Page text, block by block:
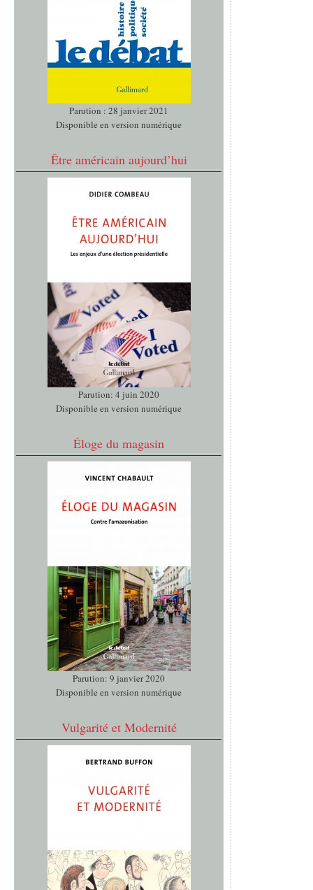
Parution : 28 janvier 2021
Disponible en version numérique
Être américain aujourd’hui
Parution: 4 juin 2020
Disponible en version numérique
Éloge du magasin
Parution: 9 janvier 2020
Disponible en version numérique
Vulgarité et Modernité